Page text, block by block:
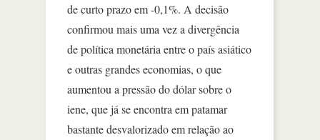
de curto prazo em -0,1%. A decisão
confirmou mais uma vez a divergência
de política monetária entre o país asiático
e outras grandes economias, o que
aumentou a pressão do dólar sobre o
iene, que já se encontra em patamar
bastante desvalorizado em relação ao